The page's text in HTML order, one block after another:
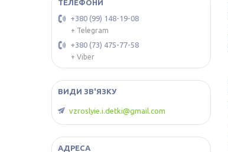
+380 (99) 148-19-08
+ Telegram
+380 (73) 475-77-58
+ Viber
vzroslyie.i.detki@gmail.com